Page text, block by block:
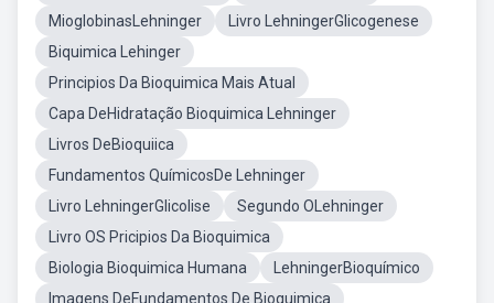
MioglobinasLehninger
Livro LehningerGlicogenese
Biquimica Lehinger
Principios Da Bioquimica Mais Atual
Capa DeHidratação Bioquimica Lehninger
Livros DeBioquiica
Fundamentos QuímicosDe Lehninger
Livro LehningerGlicolise
Segundo OLehninger
Livro OS Pricipios Da Bioquimica
Biologia Bioquimica Humana
LehningerBioquímico
Imagens DeFundamentos De Bioquimica